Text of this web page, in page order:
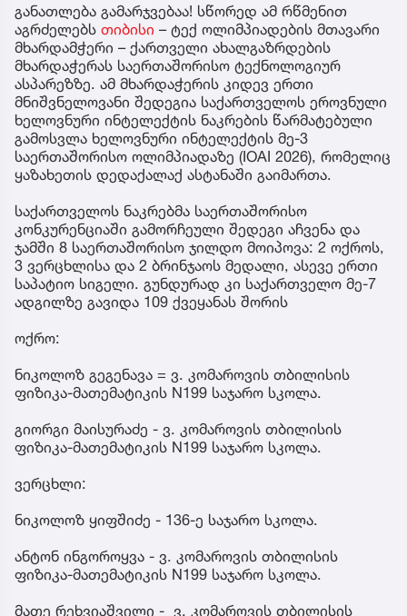
განათლება გამარჯვებაა! სწორედ ამ რწმენით
აგრძელებს თიბისი – ტექ ოლიმპიადების მთავარი
მხარდამჭერი – ქართველი ახალგაზრდების
მხარდაჭერას საერთაშორისო ტექნოლოგიურ
ასპარეზზე. ამ მხარდაჭერის კიდევ ერთი
მნიშვნელოვანი შედეგია საქართველოს ეროვნული
ხელოვნური ინტელექტის ნაკრების წარმატებული
გამოსვლა ხელოვნური ინტელექტის მე-3
საერთაშორისო ოლიმპიადაზე (IOAI 2026), რომელიც
ყაზახეთის დედაქალაქ ასტანაში გაიმართა.
საქართველოს ნაკრებმა საერთაშორისო
კონკურენციაში გამორჩეული შედეგი აჩვენა და
ჯამში 8 საერთაშორისო ჯილდო მოიპოვა: 2 ოქროს,
3 ვერცხლისა და 2 ბრინჯაოს მედალი, ასევე ერთი
საპატიო სიგელი. გუნდურად კი საქართველო მე-7
ადგილზე გავიდა 109 ქვეყანას შორის
ოქრო:
ნიკოლოზ გეგენავა = ვ. კომაროვის თბილისის
ფიზიკა-მათემატიკის N199 საჯარო სკოლა.
გიორგი მაისურაძე - ვ. კომაროვის თბილისის
ფიზიკა-მათემატიკის N199 საჯარო სკოლა.
ვერცხლი:
ნიკოლოზ ყიფშიძე - 136-ე საჯარო სკოლა.
ანტონ ინგოროყვა - ვ. კომაროვის თბილისის
ფიზიკა-მათემატიკის N199 საჯარო სკოლა.
მათე რეხვიაშვილი - ვ. კომაროვის თბილისის